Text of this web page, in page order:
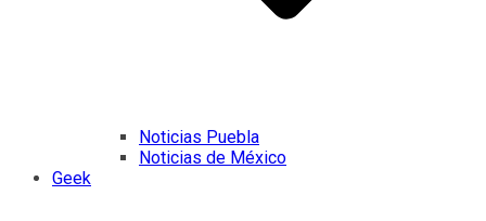
Noticias Puebla
Noticias de México
Geek